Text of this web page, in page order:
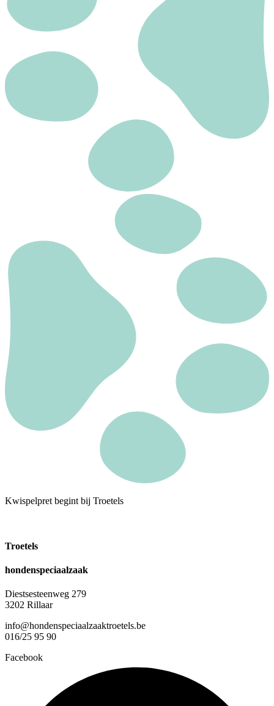
Kwispelpret begint bij Troetels
Troetels
hondenspeciaalzaak
Diestsesteenweg 279
3202 Rillaar
info@hondenspeciaalzaaktroetels.be
016/25 95 90
Facebook